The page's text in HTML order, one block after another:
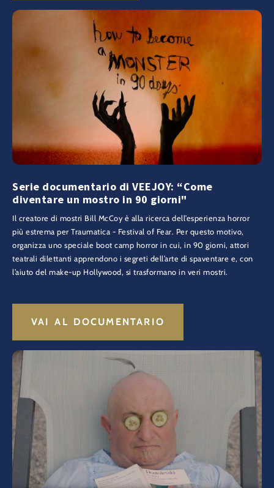
Serie documentario di VEEJOY: “Come
diventare un mostro in 90 giorni"
Il creatore di mostri Bill McCoy è alla ricerca dell’esperienza horror
più estrema per Traumatica - Festival of Fear. Per questo motivo,
organizza uno speciale boot camp horror in cui, in 90 giorni, attori
teatrali dilettanti apprendono i segreti dell’arte di spaventare e, con
l’aiuto del make-up Hollywood, si trasformano in veri mostri.
VAI AL DOCUMENTARIO